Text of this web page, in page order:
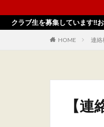
募集しています‼️お気軽に練習
HOME 連絡
【